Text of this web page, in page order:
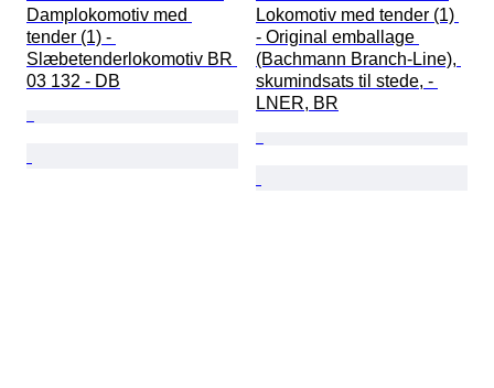
Damplokomotiv med
tender (1) -
Slæbetenderlokomotiv BR
03 132 - DB
Lokomotiv med tender (1)
- Original emballage
(Bachmann Branch-Line),
skumindsats til stede, -
LNER, BR